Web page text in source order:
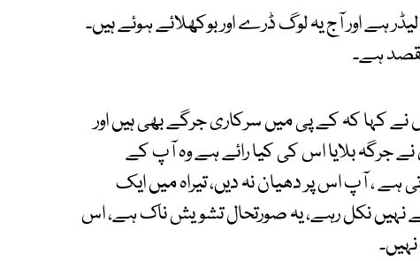
ہے اور آج یہ لوگ ڈرے اور بوکھلائے ہوئے ہیں۔
مقصد ہے۔
نے کہا کہ کے پی میں سرکاری جرگے بھی ہیں اور
جرگہ بلایا اس کی کیا رائے ہے وہ آپ کے
، آپ اس پر دھیان نہ دیں، تیراہ میں ایک
مرضی سے نہیں نکل رہے، یہ صورتحال تشویش ناک ہے، اس